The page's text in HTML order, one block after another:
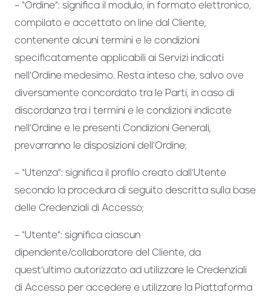
– “Ordine”: significa il modulo, in formato elettronico,
compilato e accettato on line dal Cliente,
contenente alcuni termini e le condizioni
specificatamente applicabili ai Servizi indicati
nell’Ordine medesimo. Resta inteso che, salvo ove
diversamente concordato tra le Parti, in caso di
discordanza tra i termini e le condizioni indicate
nell’Ordine e le presenti Condizioni Generali,
prevarranno le disposizioni dell’Ordine;
– “Utenza”: significa il profilo creato dall’Utente
secondo la procedura di seguito descritta sulla base
delle Credenziali di Accesso;
– “Utente”: significa ciascun
dipendente/collaboratore del Cliente, da
quest’ultimo autorizzato ad utilizzare le Credenziali
di Accesso per accedere e utilizzare la Piattaforma